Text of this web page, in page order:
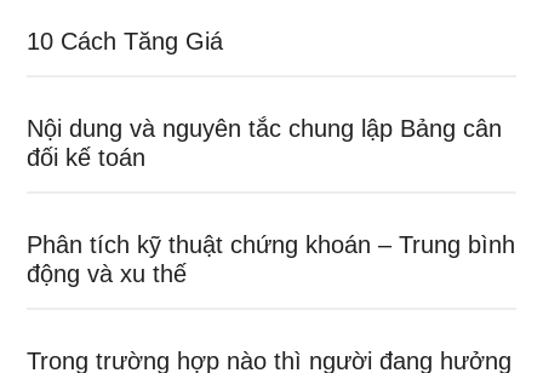
10 Cách Tăng Giá
Nội dung và nguyên tắc chung lập Bảng cân
đối kế toán
Phân tích kỹ thuật chứng khoán – Trung bình
động và xu thế
Trong trường hợp nào thì người đang hưởng